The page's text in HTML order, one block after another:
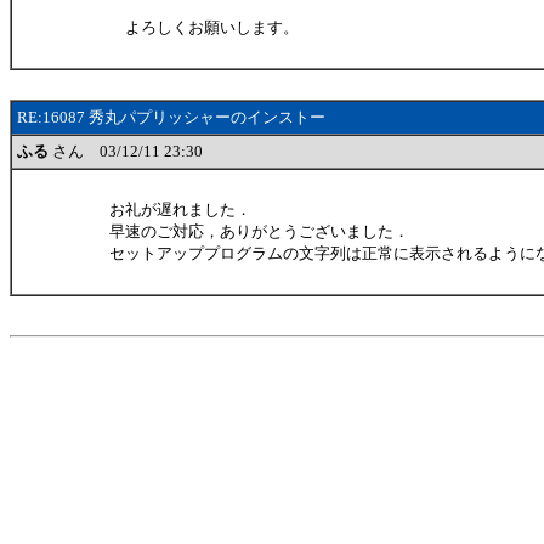
よろしくお願いします。
RE:16087 秀丸パプリッシャーのインストー
ふる さん 03/12/11 23:30
お礼が遅れました．
早速のご対応，ありがとうございました．
セットアッププログラムの文字列は正常に表示されるように